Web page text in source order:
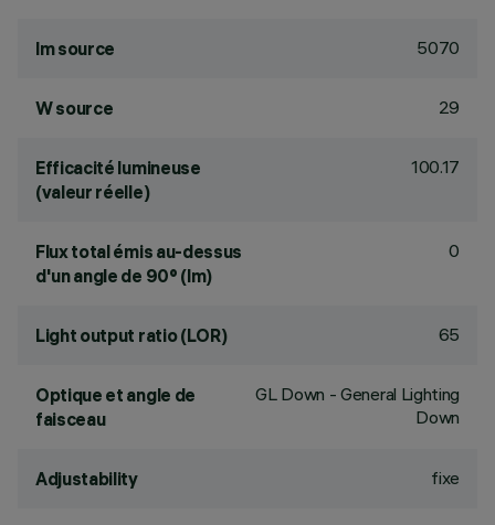
lm source 5070
W source 29
Efficacité lumineuse
(valeur réelle)
100.17
Flux total émis au-dessus
d'un angle de 90° (lm)
0
Light output ratio (LOR) 65
Optique et angle de
faisceau
GL Down - General Lighting
Down
Adjustability fixe